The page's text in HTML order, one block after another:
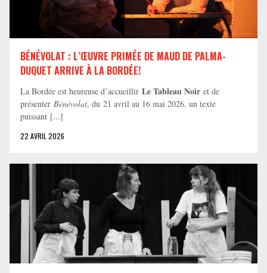
BÉNÉVOLAT : L’ŒUVRE PRIMÉE DE MAUD DE PALMA-
DUQUET ARRIVE À LA BORDÉE!
La Bordée est heureuse d’accueillir Le Tableau Noir et de
présenter Bénévolat, du 21 avril au 16 mai 2026, un texte
puissant [...]
22 AVRIL 2026